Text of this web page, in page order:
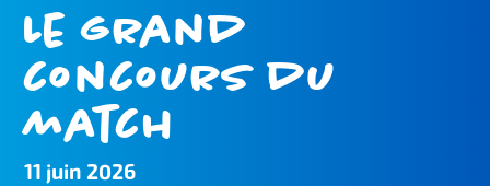
Le grand
concours du
match
11 juin 2026